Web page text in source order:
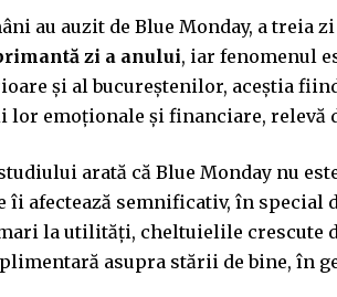
au auzit de Blue Monday, a treia
zi a anului, iar fenomenul
și al bucureștenilor, aceștia
lor emoționale și financiare, relevă
arată că Blue Monday nu
îi afectează semnificativ, în special
la utilități, cheltuielile crescute
asupra stării de bine, în